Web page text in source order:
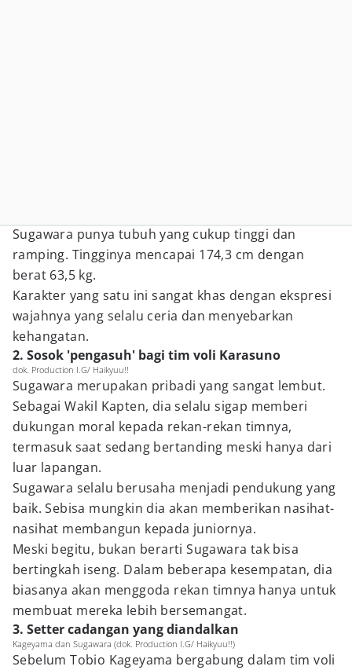
Sugawara punya tubuh yang cukup tinggi dan
ramping. Tingginya mencapai 174,3 cm dengan
berat 63,5 kg.
Karakter yang satu ini sangat khas dengan ekspresi
wajahnya yang selalu ceria dan menyebarkan
kehangatan.
2. Sosok 'pengasuh' bagi tim voli Karasuno
dok. Production I.G/ Haikyuu!!
Sugawara merupakan pribadi yang sangat lembut.
Sebagai Wakil Kapten, dia selalu sigap memberi
dukungan moral kepada rekan-rekan timnya,
termasuk saat sedang bertanding meski hanya dari
luar lapangan.
Sugawara selalu berusaha menjadi pendukung yang
baik. Sebisa mungkin dia akan memberikan nasihat-
nasihat membangun kepada juniornya.
Meski begitu, bukan berarti Sugawara tak bisa
bertingkah iseng. Dalam beberapa kesempatan, dia
biasanya akan menggoda rekan timnya hanya untuk
membuat mereka lebih bersemangat.
3. Setter cadangan yang diandalkan
Kageyama dan Sugawara (dok. Production I.G/ Haikyuu!!)
Sebelum Tobio Kageyama bergabung dalam tim voli